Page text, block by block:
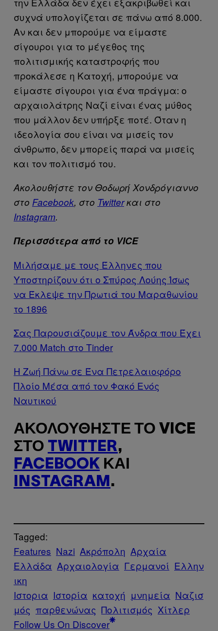
συχνά υπολογίζεται σε πάνω από 8.000.
Αν και δεν μπορούμε να είμαστε
σίγουροι για το μέγεθος της
πολιτισμικής καταστροφής που
προκάλεσε η Κατοχή, μπορούμε να
είμαστε σίγουροι για ένα πράγμα: ο
αρχαιολάτρης Ναζί είναι ένας μύθος
που μάλλον δεν υπήρξε ποτέ. Όταν η
ιδεολογία σου είναι να μισείς τον
άνθρωπο, δεν μπορείς παρά να μισείς
και τον πολιτισμό του.
Ακολουθήστε τον Θοδωρή Χονδρόγιαννο
στο Facebook, στο Twitterκαι στο
Instagram.
Περισσότερα από το VICE
Μιλήσαμε με τους Έλληνες που
Υποστηρίζουν ότι ο Σπύρος Λούης Ίσως
να Έκλεψε την Πρωτιά του Μαραθωνίου
το 1896
Σας Παρουσιάζουμε τον Άνδρα που Έχει
7.000 Match στο Tinder
Η Ζωή Πάνω σε Ένα Πετρελαιοφόρο
Πλοίο Mέσα από τον Φακό Ενός
Ναυτικού
ΑΚΟΛΟΥΘΉΣΤΕ ΤΟ VICE
ΣΤΟ TWITTER,
FACEBOOK ΚΑΙ
INSTAGRAM .
Tagged:
Features Nazi Ακρόπολη Αρχαία
Ελλάδα Αρχαιολογία Γερμανοί Ελλην
ικη
Ιστορια Ιστορία κατοχή μνημεία Ναζισ
μός παρθενώνας Πολιτισμός Χίτλερ
Follow Us On Discover